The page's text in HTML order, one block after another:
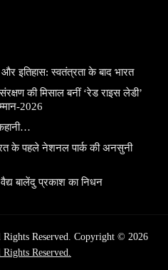
इतिहास: स्वतंत्रता के बाद भारत
की मिसाल बनीं ‘रेड राइस लेडी’
2026
के पहले नेशनल पार्क की अनसुनी
बालेंदु प्रकाश का निधन
Reserved. Copyright © 2026
Reserved.